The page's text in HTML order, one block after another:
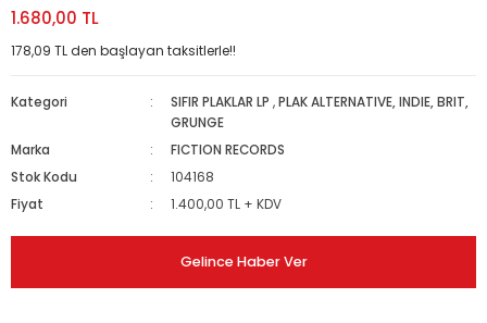
1.680,00 TL
178,09 TL den başlayan taksitlerle!!
Kategori SIFIR PLAKLAR LP ,PLAK ALTERNATIVE, INDIE, BRIT,
GRUNGE
Marka
FICTION RECORDS
Stok Kodu
104168
Fiyat
1.400,00 TL + KDV
Gelince Haber Ver